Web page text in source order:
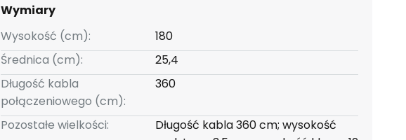
Wymiary
Wysokość (cm):
180
Średnica (cm):
25,4
Długość kabla
połączeniowego (cm):
360
Pozostałe wielkości:
Długość kabla 360 cm; wysokość